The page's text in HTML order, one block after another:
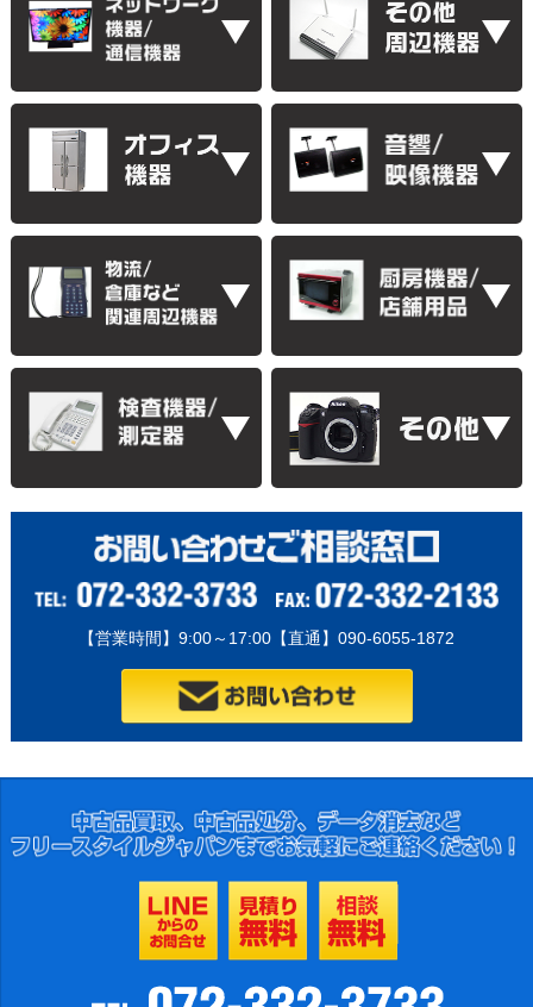
【営業時間】9:00～17:00【直通】090-6055-1872